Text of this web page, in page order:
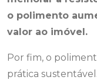
o polimento
valor ao imóvel.
Por fim, o
prática